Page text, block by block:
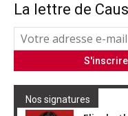
La lettre de
Nos signatures